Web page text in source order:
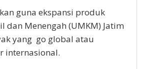
guna ekspansi produk
dan Menengah (UMKM) Jatim
yang go global atau
internasional.